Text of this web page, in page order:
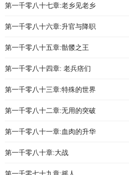
第一千零八十七章:老乡见老乡
第一千零八十六章:升官与降职
第一千零八十五章:骷髅之王
第一千零八十四章: 老兵痞们
第一千零八十三章:特殊的世界
第一千零八十二章:无用的突破
第一千零八十一章:血肉的升华
第一千零八十章:大战